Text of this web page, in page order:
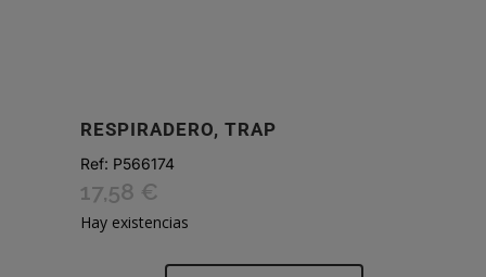
RESPIRADERO, TRAP
Ref: P566174
17,58 €
Hay existencias